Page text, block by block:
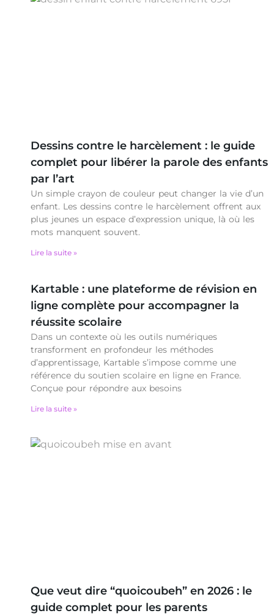
Dessins contre le harcèlement : le guide
complet pour libérer la parole des enfants
par l’art
Un simple crayon de couleur peut changer la vie d’un
enfant. Les dessins contre le harcèlement offrent aux
plus jeunes un espace d’expression unique, là où les
mots manquent souvent.
Lire la suite »
Kartable : une plateforme de révision en
ligne complète pour accompagner la
réussite scolaire
Dans un contexte où les outils numériques
transforment en profondeur les méthodes
d’apprentissage, Kartable s’impose comme une
référence du soutien scolaire en ligne en France.
Conçue pour répondre aux besoins
Lire la suite »
Que veut dire “quoicoubeh” en 2026 : le
guide complet pour les parents